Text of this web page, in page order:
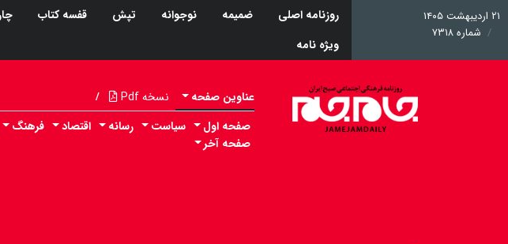
۲۱ اردیبهشت ۱۴۰۵
شماره ۷۳۱۸
روزنامه اصلی ضمیمه نوجوانه تپش قفسه کتاب
ویژه نامه
عناوین صفحه نسخه Pdf /
صفحه اول سیاست رسانه اقتصاد فرهنگ
صفحه آخر